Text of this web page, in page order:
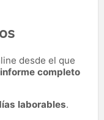
desde el que
informe completo
laborables.